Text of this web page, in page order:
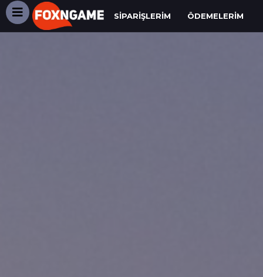
SIPARIŞLERIM ÖDEMELERIM